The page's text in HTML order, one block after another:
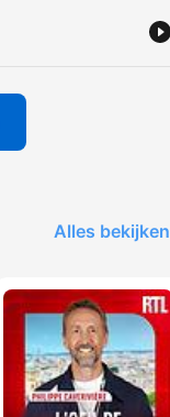
Alles bekijken